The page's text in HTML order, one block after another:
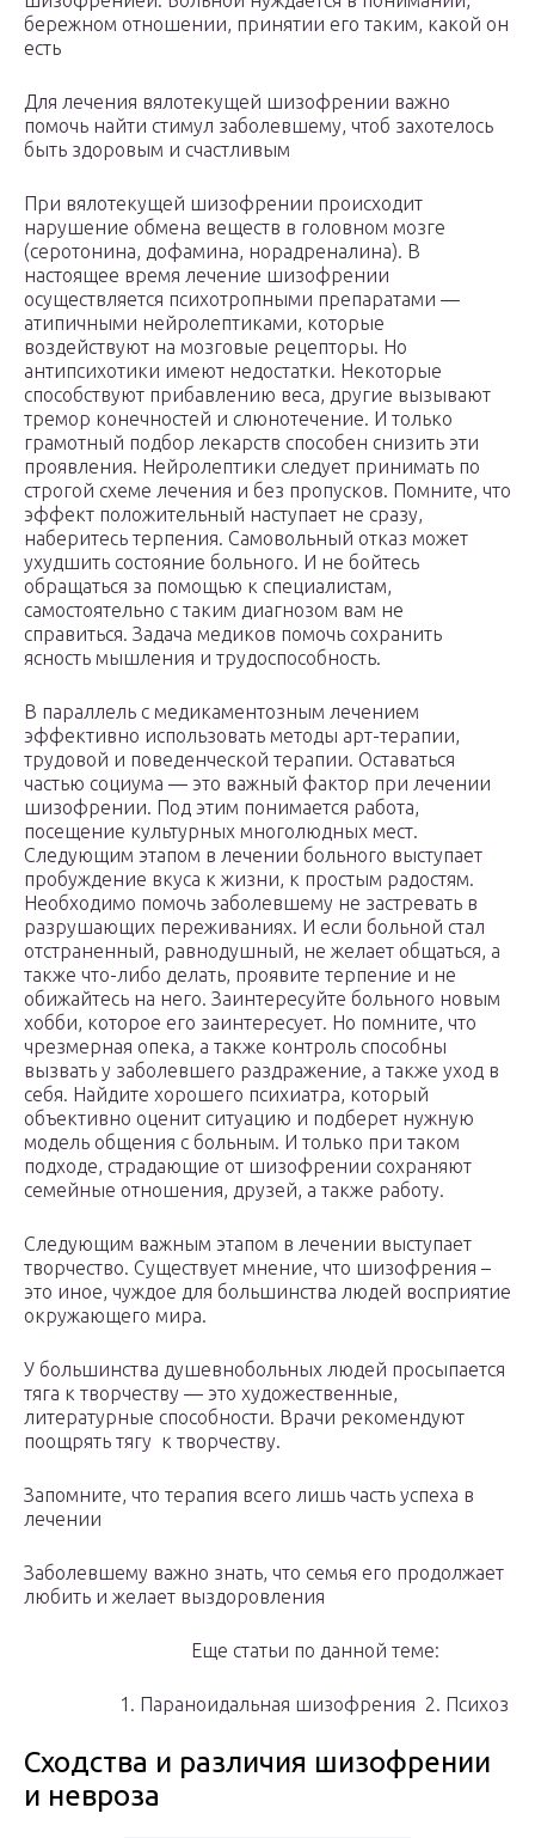
бережном отношении, принятии его таким, какой он
есть
Для лечения вялотекущей шизофрении важно
помочь найти стимул заболевшему, чтоб захотелось
быть здоровым и счастливым
При вялотекущей шизофрении происходит
нарушение обмена веществ в головном мозге
(серотонина, дофамина, норадреналина). В
настоящее время лечение шизофрении
осуществляется психотропными препаратами —
атипичными нейролептиками, которые
воздействуют на мозговые рецепторы. Но
антипсихотики имеют недостатки. Некоторые
способствуют прибавлению веса, другие вызывают
тремор конечностей и слюнотечение. И только
грамотный подбор лекарств способен снизить эти
проявления. Нейролептики следует принимать по
строгой схеме лечения и без пропусков. Помните, что
эффект положительный наступает не сразу,
наберитесь терпения. Самовольный отказ может
ухудшить состояние больного. И не бойтесь
обращаться за помощью к специалистам,
самостоятельно с таким диагнозом вам не
справиться. Задача медиков помочь сохранить
ясность мышления и трудоспособность.
В параллель с медикаментозным лечением
эффективно использовать методы арт-терапии,
трудовой и поведенческой терапии. Оставаться
частью социума — это важный фактор при лечении
шизофрении. Под этим понимается работа,
посещение культурных многолюдных мест.
Следующим этапом в лечении больного выступает
пробуждение вкуса к жизни, к простым радостям.
Необходимо помочь заболевшему не застревать в
разрушающих переживаниях. И если больной стал
отстраненный, равнодушный, не желает общаться, а
также что-либо делать, проявите терпение и не
обижайтесь на него. Заинтересуйте больного новым
хобби, которое его заинтересует. Но помните, что
чрезмерная опека, а также контроль способны
вызвать у заболевшего раздражение, а также уход в
себя. Найдите хорошего психиатра, который
объективно оценит ситуацию и подберет нужную
модель общения с больным. И только при таком
подходе, страдающие от шизофрении сохраняют
семейные отношения, друзей, а также работу.
Следующим важным этапом в лечении выступает
творчество. Существует мнение, что шизофрения –
это иное, чуждое для большинства людей восприятие
окружающего мира.
У большинства душевнобольных людей просыпается
тяга к творчеству — это художественные,
литературные способности. Врачи рекомендуют
поощрять тягу к творчеству.
Запомните, что терапия всего лишь часть успеха в
лечении
Заболевшему важно знать, что семья его продолжает
любить и желает выздоровления
Еще статьи по данной теме:
1. Параноидальная шизофрения 2. Психоз
Сходства и различия шизофрении
и невроза